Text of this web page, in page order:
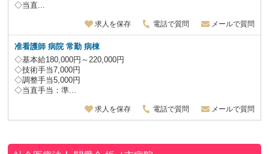
◇当直...
求人を保存 電話で質問 メールで質問
准看護師 病院 常勤 病棟
◇基本給180,000円～220,000円
◇技術手当7,000円
◇調整手当5,000円
◇当直手当：準...
求人を保存 電話で質問 メールで質問